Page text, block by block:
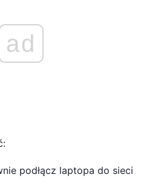
ad
podłącz laptopa do sieci